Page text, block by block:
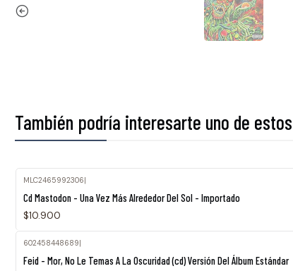
También podría interesarte uno de estos
MLC2465992306|
Cd Mastodon - Una Vez Más Alrededor Del Sol - Importado
$10.900
602458448689|
Feid - Mor, No Le Temas A La Oscuridad (cd) Versión Del Álbum Estándar